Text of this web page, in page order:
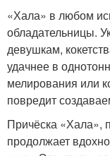
«Хала» в любом
обладательницы.
девушкам,
удачнее в
мелирования или
повредит
Причёска «Хала»,
продолжает